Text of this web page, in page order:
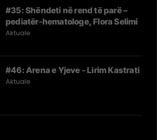
#35: Shëndeti në rend të parë –
pediatër-hematologe, Flora Selimi
Aktuale
#46: Arena e Yjeve - Lirim Kastrati
Aktuale